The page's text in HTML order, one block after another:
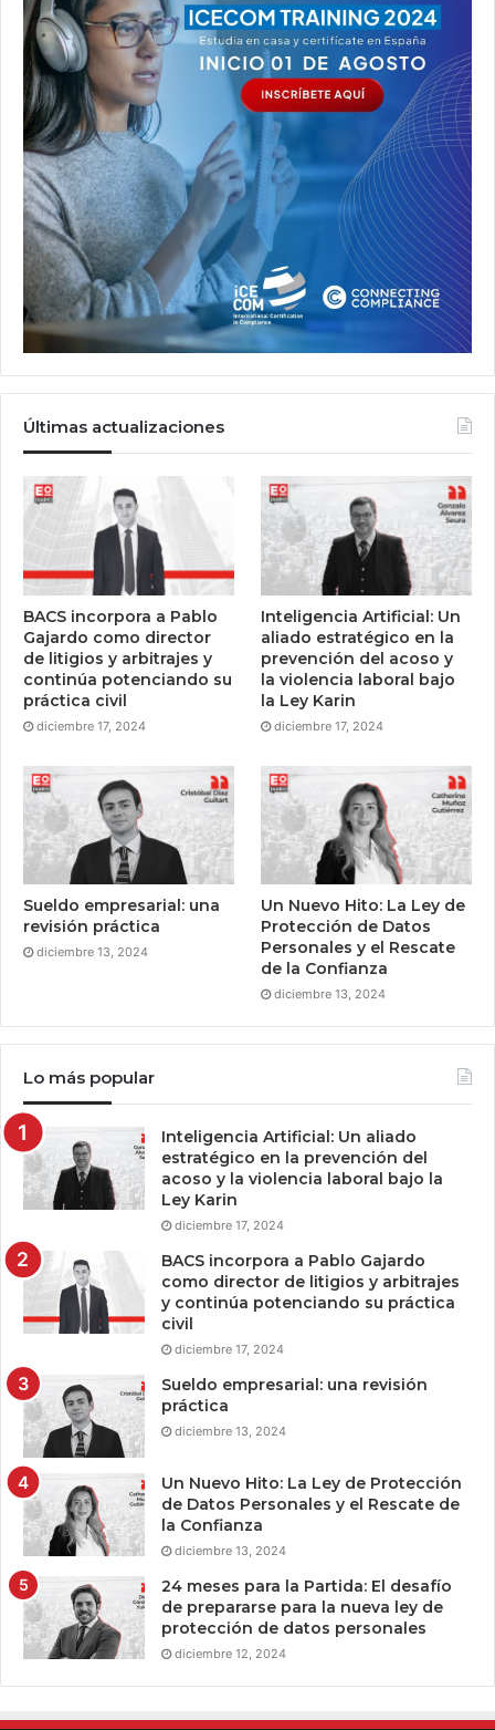
Últimas actualizaciones
BACS incorpora a Pablo
Gajardo como director
de litigios y arbitrajes y
continúa potenciando su
práctica civil
diciembre 17, 2024
Inteligencia Artificial: Un
aliado estratégico en la
prevención del acoso y
la violencia laboral bajo
la Ley Karin
diciembre 17, 2024
Sueldo empresarial: una
revisión práctica
diciembre 13, 2024
Un Nuevo Hito: La Ley de
Protección de Datos
Personales y el Rescate
de la Confianza
diciembre 13, 2024
Lo más popular
Inteligencia Artificial: Un aliado
estratégico en la prevención del
acoso y la violencia laboral bajo la
Ley Karin
diciembre 17, 2024
BACS incorpora a Pablo Gajardo
como director de litigios y arbitrajes
y continúa potenciando su práctica
civil
diciembre 17, 2024
Sueldo empresarial: una revisión
práctica
diciembre 13, 2024
Un Nuevo Hito: La Ley de Protección
de Datos Personales y el Rescate de
la Confianza
diciembre 13, 2024
24 meses para la Partida: El desafío
de prepararse para la nueva ley de
protección de datos personales
diciembre 12, 2024